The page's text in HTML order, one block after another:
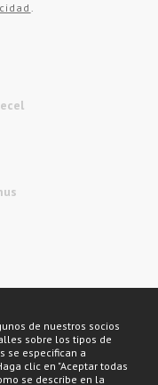
.
de nuestros socios
sobre los tipos de
se especifican a
clic en "Aceptar todas
se describe en la